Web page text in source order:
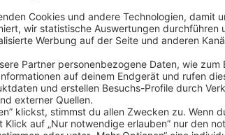
eine Übernahme in ein
mehr.
Weihnachtsgeld.